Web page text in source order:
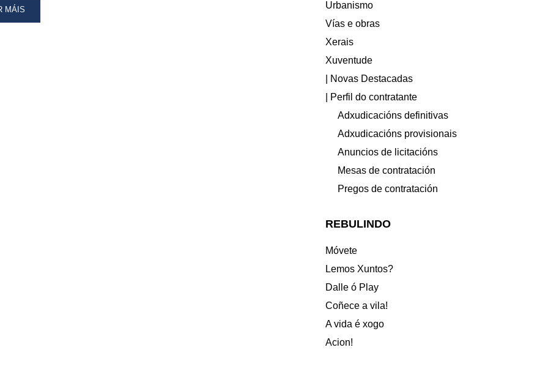
MÁIS
Urbanismo
Vías e obras
Xerais
Xuventude
| Novas Destacadas
| Perfil do contratante
Adxudicacións definitivas
Adxudicacións provisionais
Anuncios de licitacións
Mesas de contratación
Pregos de contratación
REBULINDO
Móvete
Lemos Xuntos?
Dalle ó Play
Coñece a vila!
A vida é xogo
Acion!